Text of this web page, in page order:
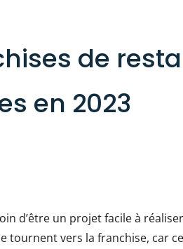
de
en 2023
d’être un projet facile à
tournent vers la franchise, car